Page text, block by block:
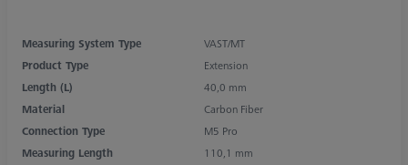
Measuring System Type
VAST/MT
Product Type
Extension
Length (L)
40,0 mm
Material
Carbon Fiber
Connection Type
M5 Pro
Measuring Length
110,1 mm